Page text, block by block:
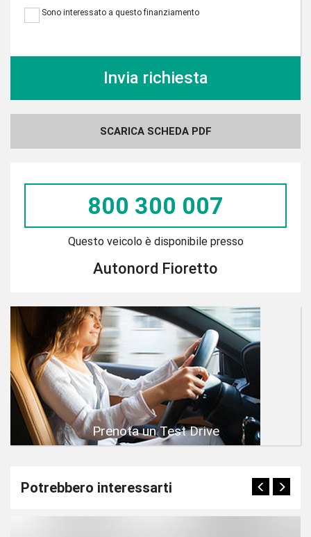
Sono interessato a questo finanziamento
SCARICA SCHEDA PDF
800 300 007
Questo veicolo è disponibile presso
Autonord Fioretto
Prenota un Test Drive
Potrebbero interessarti